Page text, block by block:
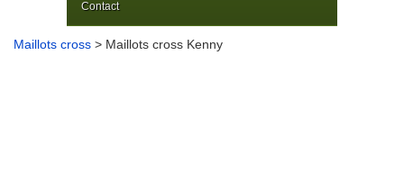
Contact
Maillots cross > Maillots cross Kenny